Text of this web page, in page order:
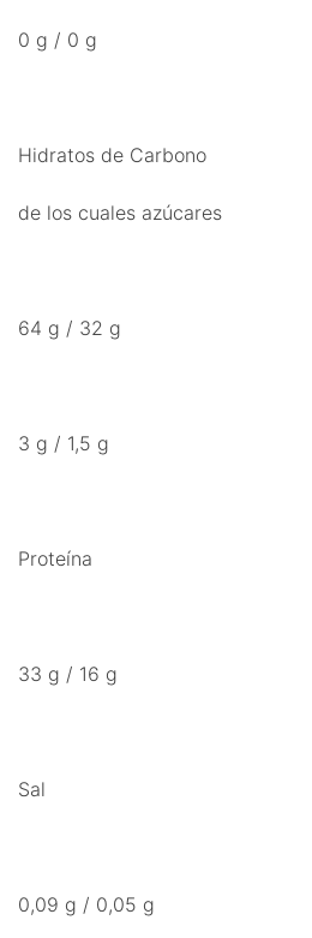
0 g / 0 g
Hidratos de Carbono
de los cuales azúcares
64 g / 32 g
3 g / 1,5 g
Proteína
33 g / 16 g
Sal
0,09 g / 0,05 g